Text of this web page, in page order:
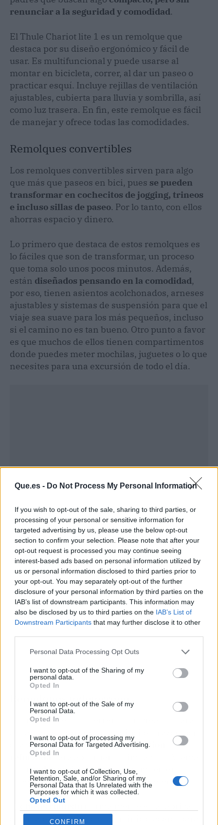
Que.es - Do Not Process My Personal Information
If you wish to opt-out of the sale, sharing to third parties, or
processing of your personal or sensitive information for
targeted advertising by us, please use the below opt-out
section to confirm your selection. Please note that after your
opt-out request is processed you may continue seeing
interest-based ads based on personal information utilized by
us or personal information disclosed to third parties prior to
your opt-out. You may separately opt-out of the further
disclosure of your personal information by third parties on the
IAB’s list of downstream participants. This information may
also be disclosed by us to third parties on the IAB’s List of
Downstream Participants that may further disclose it to other
Personal Data Processing Opt Outs
I want to opt-out of the Sharing of my
personal data.
Opted In
I want to opt-out of the Sale of my
Personal Data.
Opted In
I want to opt-out of processing my
Personal Data for Targeted Advertising.
Opted In
I want to opt-out of Collection, Use,
Retention, Sale, and/or Sharing of my
Personal Data that Is Unrelated with the
Purposes for which it was collected.
Opted Out
CONFIRM
renunciar a la seguridad y comodidad.
El Thule Chariot lite 1 es un remolque que
destaca por su diseño ergonómico y fácil de
usar. Es multifuncional y puede usarse al
montar en bicicleta, correr, al dar un paseo o
practicar esquí. Incluye rejillas de ventilación
ajustables, cubierta para lluvia y sombrilla, así
como luz trasera. En fin, este remolque es fácil
de manejar y ofrece todas las comodidades.
Remolques convertibles
Los remolques convertibles sirven para algo
que más que paseos en bici, pues se pueden
transformar en cochecitos de jogging, trineos
e incluso sillas de paseo. Por lo tanto, con ellos
ahorras espacio y dinero.
Lo primero que destaca de estos remolques es
lo fáciles que son de transformar, un proceso
que toma solo unos pocos minutos. Además,
están diseñados pensando en la comodidad,
por eso, tienen asientos acolchonados, arneses
ajustables y sistemas de suspensión para que el
viaje sea suave para los más pequeños, incluso
si el camino no es tan bueno. Otro punto a favor
es que muchos de ellos tienen compartimentos
donde puedes meter mochilas, juguetes o lo que
necesites para una excursión de todo el día.
Publicidad
Remolques todoterreno
Los remolques todoterreno son creados para
aguantar los terrenos más difíciles, razón por la
cual estánequipados consuspensión
reforzada para absorber los impactos. Además,
ruedas resistentesno se rompen en
superficies difíciles y son muy duraderas.
chasis robusto
con materiales como el aluminio o acero, para